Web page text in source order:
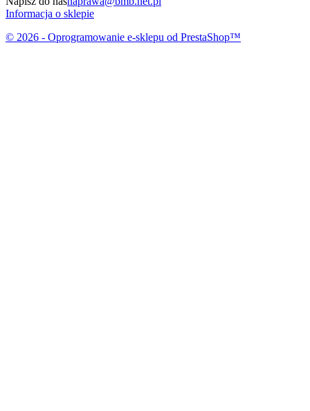
Informacja o sklepie
© 2026 - Oprogramowanie e-sklepu od PrestaShop™